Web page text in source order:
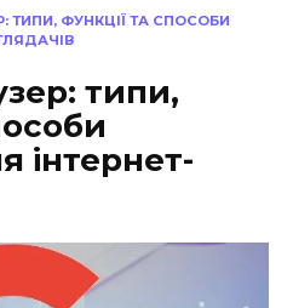
ТИПИ, ФУНКЦІЇ ТА СПОСОБИ
типи,
інтернет-